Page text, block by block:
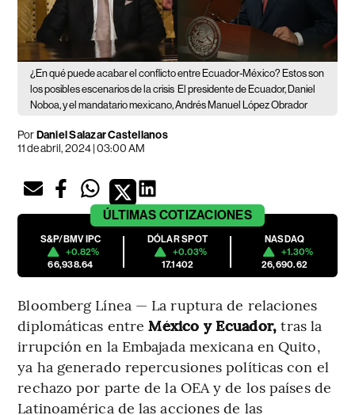
¿En qué puede acabar el conflicto entre Ecuador-México? Estos son
los posibles escenarios de la crisis El presidente de Ecuador, Daniel
Noboa, y el mandatario mexicano, Andrés Manuel López Obrador
PorDaniel Salazar Castellanos
11 de abril, 2024 | 03:00 AM
ÚLTIMAS COTIZACIONES
S&P/BMV IPC
+0.82%
66,938.64
DÓLAR SPOT
+0.03%
17.1402
NASDAQ
+1.30%
26,690.62
Bloomberg Línea — La ruptura de relaciones
diplomáticas entreMéxico y Ecuador, tras la
irrupción en la Embajada mexicana en Quito,
ya ha generado repercusiones políticas con el
rechazo por parte de la OEA y de los países de
Latinoamérica de las acciones de las